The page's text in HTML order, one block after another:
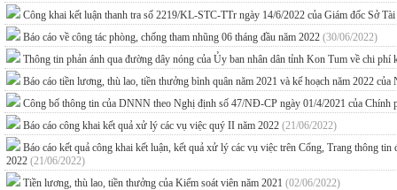
Công khai kết luận thanh tra số 2219/KL-STC-TTr ngày 14/6/2022 của Giám đốc Sở
Báo cáo về công tác phòng, chống tham nhũng 06 tháng đầu năm 2022 (30/06/2022)
Thông tin phản ánh qua đường dây nóng của Ủy ban nhân dân tỉnh Kon Tum về chi
Báo cáo tiền lương, thù lao, tiền thưởng bình quân năm 2021 và kế hoạch năm 2022
Công bố thông tin của DNNN theo Nghị định số 47/NĐ-CP ngày 01/4/2021 của Chính
Báo cáo công khai kết quả xử lý các vụ việc quý II năm 2022 (21/06/2022)
Báo cáo kết quả công khai kết luận, kết quả xử lý các vụ việc trên Cổng, Trang thông
2022 (21/06/2022)
Tiền lương, thù lao, tiền thưởng của Kiểm soát viên năm 2021 (02/06/2022)